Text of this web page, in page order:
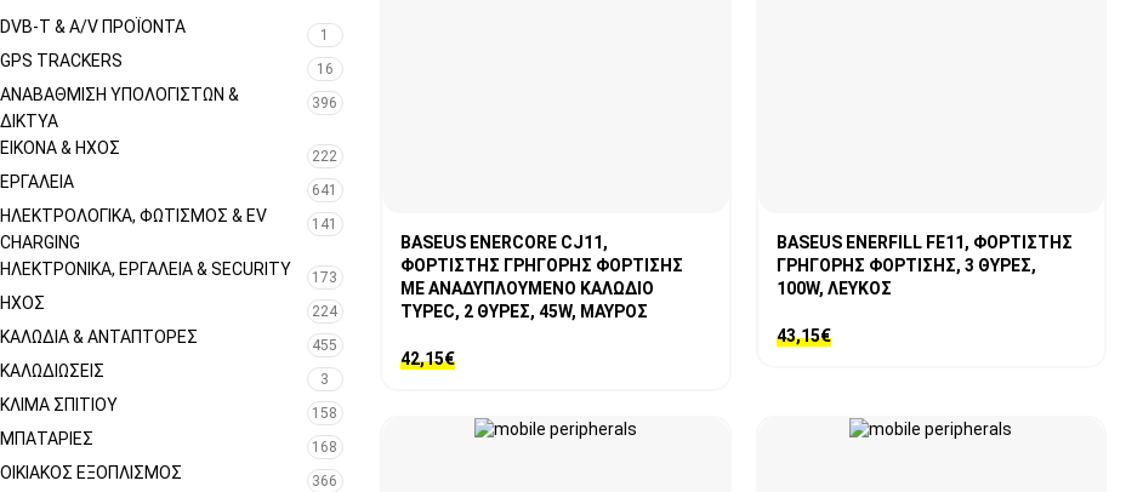
DVB-T & A/V ΠΡΟΪΌΝΤΑ 1
GPS TRACKERS 16
ΑΝΑΒΆΘΜΙΣΗ ΥΠΟΛΟΓΙΣΤΏΝ &
ΔΊΚΤΥΑ
396
ΕΙΚΌΝΑ & ΗΧΟΣ 222
ΕΡΓΑΛΕΊΑ 641
ΗΛΕΚΤΡΟΛΟΓΙΚΆ, ΦΩΤΙΣΜΌΣ & EV
CHARGING
141
ΗΛΕΚΤΡΟΝΙΚΆ, ΕΡΓΑΛΕΊΑ & SECURITY 173
ΉΧΟΣ 224
ΚΑΛΏΔΙΑ & ΑΝΤΆΠΤΟΡΕΣ 455
ΚΑΛΩΔΙΏΣΕΙΣ 3
ΚΛΊΜΑ ΣΠΙΤΙΟΎ 158
ΜΠΑΤΑΡΊΕΣ 168
ΟΙΚΙΑΚΌΣ ΕΞΟΠΛΙΣΜΌΣ 366
BASEUS ENERCORE CJ11,
ΦΟΡΤΙΣΤΗΣ ΓΡΗΓΟΡΗΣ ΦΟΡΤΙΣΗΣ
ΜΕ ΑΝΑΔΥΠΛΟΥΜΕΝΟ ΚΑΛΩΔΙΟ
TYPEC, 2 ΘΥΡΕΣ, 45W, ΜΑΥΡΟΣ
42,15€
BASEUS ENERFILL FE11, ΦΟΡΤΙΣΤΗΣ
ΓΡΗΓΟΡΗΣ ΦΟΡΤΙΣΗΣ, 3 ΘΥΡΕΣ,
100W, ΛΕΥΚΟΣ
43,15€